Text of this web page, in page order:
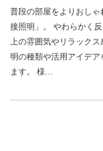
普段の部屋をよりおし
接照明」。 やわらかく
上の雰囲気やリラック
明の種類や活用アイデ
ます。 様…